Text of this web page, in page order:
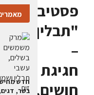
פסטיבל
"תבלין"
–
חגיגת
חושים,
חדש
בשר,